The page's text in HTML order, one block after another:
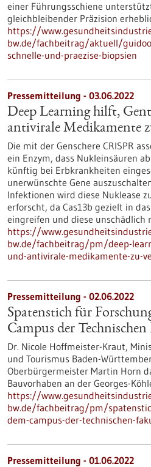
einer Führungsschiene
gleichbleibender Präzision
https://
bw.de/fachbeitrag/aktuell/
schnelle-und-praezise-biopsien
Pressemitteilung - 03.06.2022
Deep Learning hilft,
antivirale Medikamente
Die mit der Genschere CRISPR
ein Enzym, dass Nukleinsäuren
künftig bei Erbkrankheiten
unerwünschte Gene
Infektionen wird diese Nuklease
erforscht, da Cas13b gezielt in
eingreifen und diese unschädlich
https://
bw.de/fachbeitrag/pm/deep-
und-antivirale-medikamente-zu-
Pressemitteilung - 02.06.2022
Spatenstich für
Campus der
Dr. Nicole Hoffmeister-Kraut,
und Tourismus Baden-
Oberbürgermeister Martin Horn
Bauvorhaben an der Georges-
https://
bw.de/fachbeitrag/pm/
dem-campus-der-technischen-
Pressemitteilung - 01.06.2022